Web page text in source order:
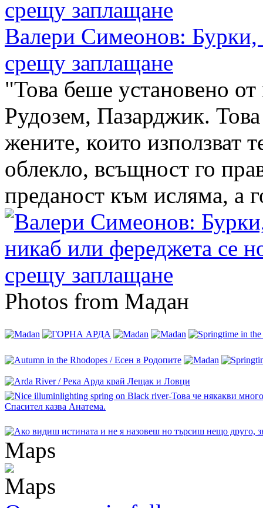
Валери Симеонов: Бурки,
срещу заплащане
"Това беше установено
Рудозем, Пазарджик.
жените, които използват
облекло, всъщност го
преданост към исляма, а
Photos from Мадан
Maps